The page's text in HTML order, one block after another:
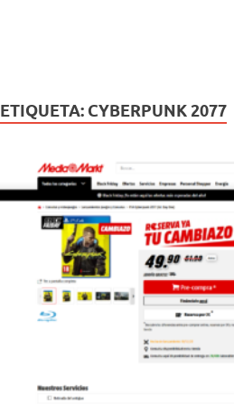
ETIQUETA: CYBERPUNK 2077